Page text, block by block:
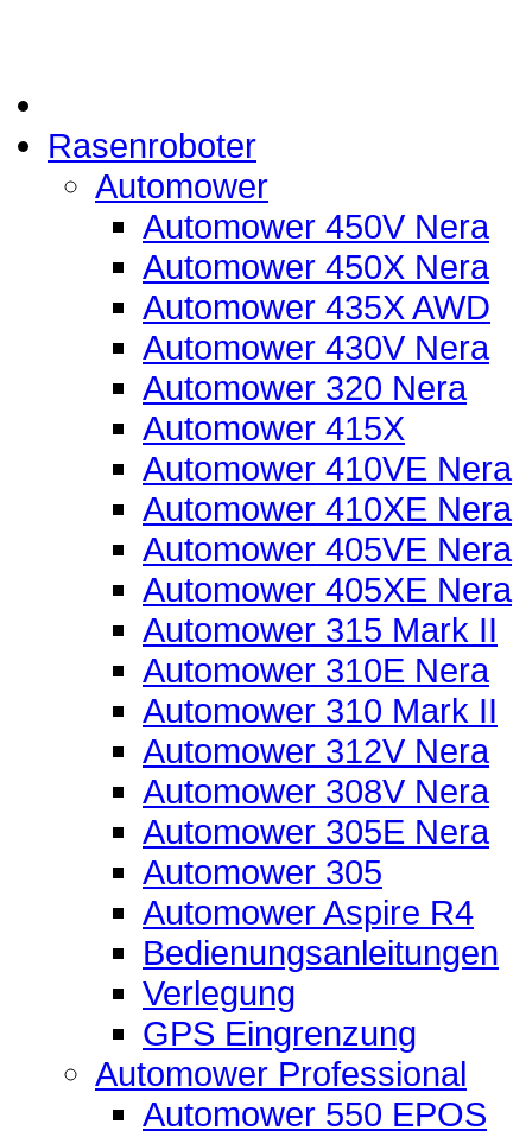
Rasenroboter
Automower
Automower 450V Nera
Automower 450X Nera
Automower 435X AWD
Automower 430V Nera
Automower 320 Nera
Automower 415X
Automower 410VE Nera
Automower 410XE Nera
Automower 405VE Nera
Automower 405XE Nera
Automower 315 Mark II
Automower 310E Nera
Automower 310 Mark II
Automower 312V Nera
Automower 308V Nera
Automower 305E Nera
Automower 305
Automower Aspire R4
Bedienungsanleitungen
Verlegung
GPS Eingrenzung
Automower Professional
Automower 550 EPOS